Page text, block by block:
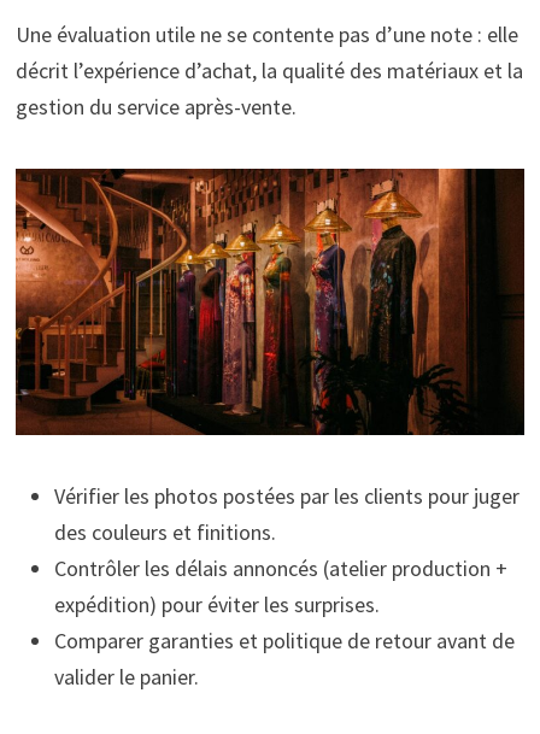
Une évaluation utile ne se contente pas d’une note : elle
décrit l’expérience d’achat, la qualité des matériaux et la
gestion du service après-vente.
Vérifier les photos postées par les clients pour juger
des couleurs et finitions.
Contrôler les délais annoncés (atelier production +
expédition) pour éviter les surprises.
Comparer garanties et politique de retour avant de
valider le panier.